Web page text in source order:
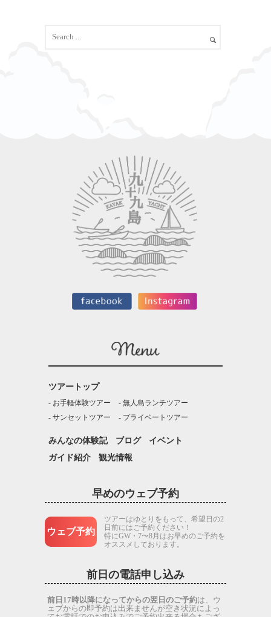
ツアートップ
お手軽体験ツアー
無人島ランチツアー
サンセットツアー
プライベートツアー
みんなの体験記 ブログ
イベント
ガイド紹介
観光情報
早めのウェブ予約
ウェブ予約
ツアーはゆとりをもって、希望日の2
日前にはご予約ください！
特にGW・7〜8月はお早めのご予約を
オススメしております。
前日の電話申し込み
前日17時以降になってからの翌日のご予約は、ウ
ェブからの即予約は出来ませんが空き状況によっ